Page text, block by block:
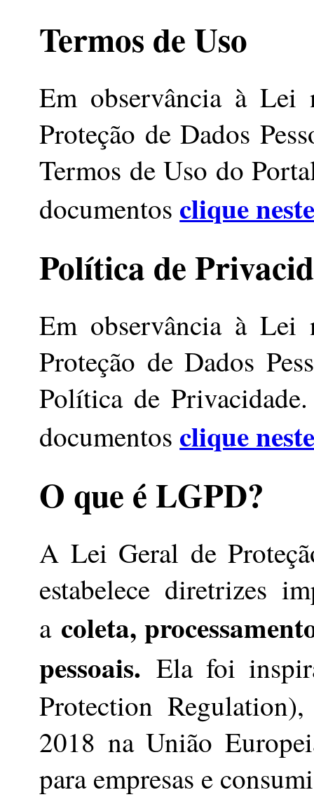
Termos de Uso
Em observância à
Proteção de Dados
Termos de Uso do
documentos clique
Política de
Em observância à
Proteção de Dados
Política de
documentos clique
O que é LGPD?
A Lei Geral de
estabelece diretrizes
a coleta,
pessoais. Ela foi
Protection
2018 na União
para empresas e